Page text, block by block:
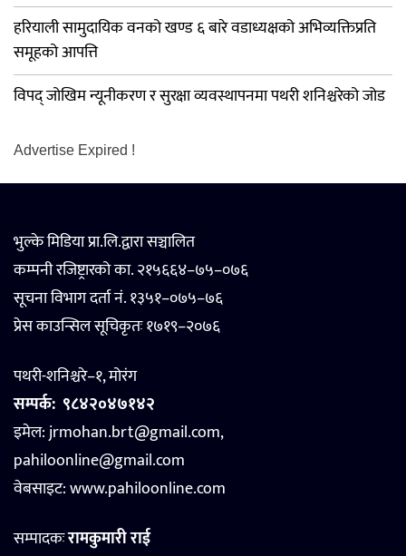
हरियाली सामुदायिक वनको खण्ड ६ बारे वडाध्यक्षको अभिव्यक्तिप्रति
समूहको आपत्ति
विपद् जोखिम न्यूनीकरण र सुरक्षा व्यवस्थापनमा पथरी शनिश्चरेको जोड
Advertise Expired !
भुल्के मिडिया प्रा.लि.द्वारा सञ्चालित
कम्पनी रजिष्ट्रारको का. २१५६६४–७५–०७६
सूचना विभाग दर्ता नं. १३५१–०७५–७६
प्रेस काउन्सिल सूचिकृतः १७१९–२०७६
पथरी-शनिश्चरे–१, मोरंग
सम्पर्क: ९८४२०४७१४२
इमेल: jrmohan.brt@gmail.com,
pahiloonline@gmail.com
वेबसाइट:www.pahiloonline.com
सम्पादकःरामकुमारी राई